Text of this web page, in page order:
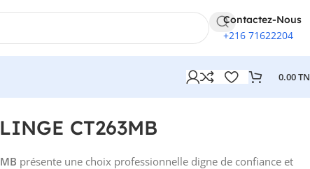
Contactez-Nous
+216 71622204
0.00
CT263MB
présente une choix professionnelle digne de confiance et